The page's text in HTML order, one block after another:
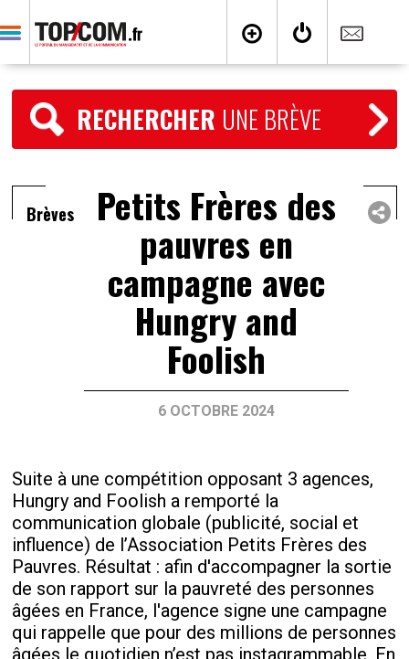
RECHERCHER UNE BRÈVE
Brèves Petits Frères des
pauvres en
campagne avec
Hungry and
Foolish
6 OCTOBRE 2024
Suite à une compétition opposant 3 agences,
Hungry and Foolish a remporté la
communication globale (publicité, social et
influence) de l’Association Petits Frères des
Pauvres. Résultat : afin d'accompagner la sortie
de son rapport sur la pauvreté des personnes
âgées en France, l'agence signe une campagne
qui rappelle que pour des millions de personnes
âgées le quotidien n’est pas instagrammable. En